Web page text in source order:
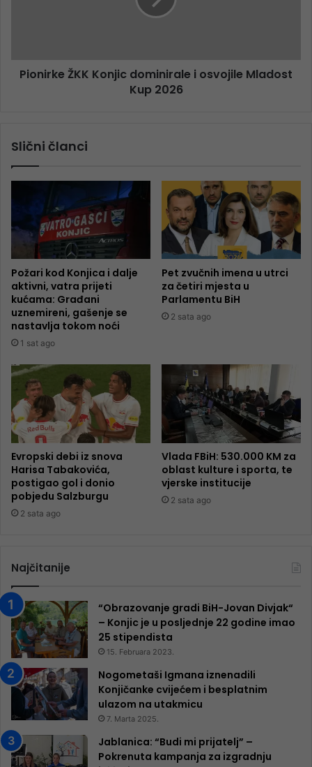
Pionirke ŽKK Konjic dominirale i osvojile Mladost
Kup 2026
Slični članci
Požari kod Konjica i dalje
aktivni, vatra prijeti
kućama: Građani
uznemireni, gašenje se
nastavlja tokom noći
1 sat ago
Pet zvučnih imena u utrci
za četiri mjesta u
Parlamentu BiH
2 sata ago
Evropski debi iz snova
Harisa Tabakovića,
postigao gol i donio
pobjedu Salzburgu
2 sata ago
Vlada FBiH: 530.000 KM za
oblast kulture i sporta, te
vjerske institucije
2 sata ago
Najčitanije
“Obrazovanje gradi BiH-Jovan Divjak“
– Konjic je u posljednje 22 godine imao
25 ​​stipendista
15. Februara 2023.
Nogometaši Igmana iznenadili
Konjičanke cvijećem i besplatnim
ulazom na utakmicu
7. Marta 2025.
Jablanica: “Budi mi prijatelj” –
Pokrenuta kampanja za izgradnju